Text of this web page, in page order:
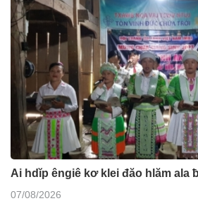
Ai hdĭp êngiê kơ klei đăo hlăm ala
07/08/2026